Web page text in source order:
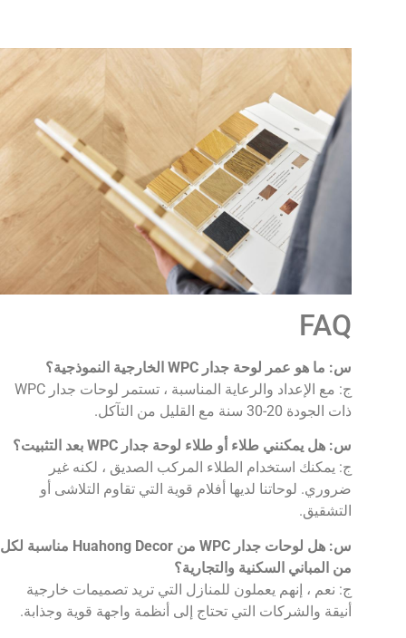
FAQ
س: ما هو عمر لوحة جدار WPC الخارجية النموذجية؟
ج: مع الإعداد والرعاية المناسبة ، تستمر لوحات جدار WPC
ذات الجودة 20-30 سنة مع القليل من التآكل.
س: هل يمكنني طلاء أو طلاء لوحة جدار WPC بعد التثبيت؟
ج: يمكنك استخدام الطلاء المركب الصديق ، لكنه غير
ضروري. لوحاتنا لديها أفلام قوية التي تقاوم التلاشى أو
التشقيق.
س: هل لوحات جدار WPC من Huahong Decor مناسبة لكل
من المباني السكنية والتجارية؟
ج: نعم ، إنهم يعملون للمنازل التي تريد تصميمات خارجية
أنيقة والشركات التي تحتاج إلى أنظمة واجهة قوية وجذابة.